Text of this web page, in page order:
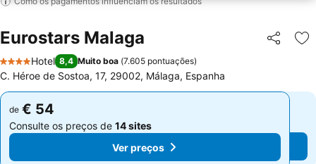
Eurostars Malaga Partilhar
4 Estrelas
Hotel 8,4 Muito boa (7.605 pontuações)
C. Héroe de Sostoa, 17, 29002, Málaga, Espanha
de € 54
Consulte os preços de 14 sites
Ver preços
de € 54
Consulte os preços de 14 sites
Ver preços